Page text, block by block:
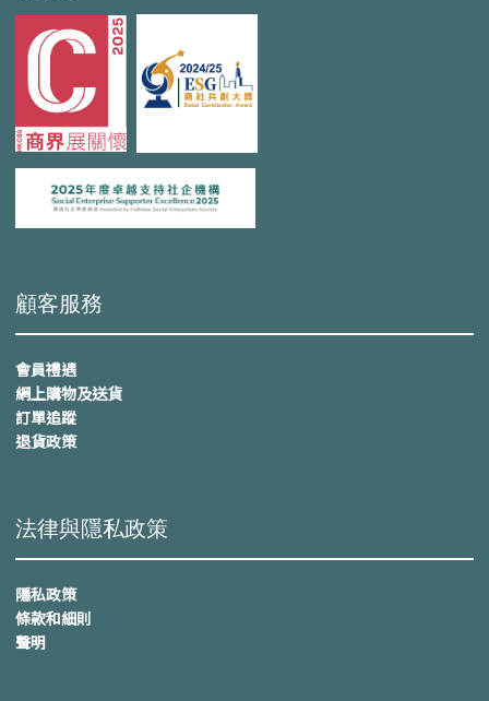
顧客服務
會員禮遇
網上購物及送貨
訂單追蹤
退貨政策
法律與隱私政策
隱私政策
條款和細則
聲明